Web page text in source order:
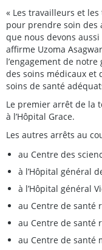
« Les travailleurs et
pour prendre soin des
que nous devons
affirme Uzoma
l’engagement de
des soins médicaux
soins de santé
Le premier arrêt de la
à l’Hôpital Grace.
Les autres arrêts au
au Centre des
à l’Hôpital général
à l’Hôpital général
au Centre de santé
au Centre de santé
au Centre de santé